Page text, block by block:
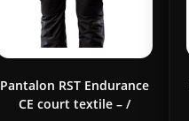
Pantalon RST Endurance
CE court textile – /